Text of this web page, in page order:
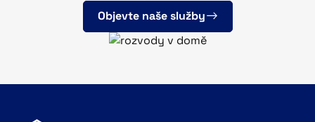
Objevte naše služby